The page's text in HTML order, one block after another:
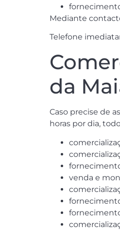
Mediante
Telefone
da
Caso precise de
horas por dia,
venda e